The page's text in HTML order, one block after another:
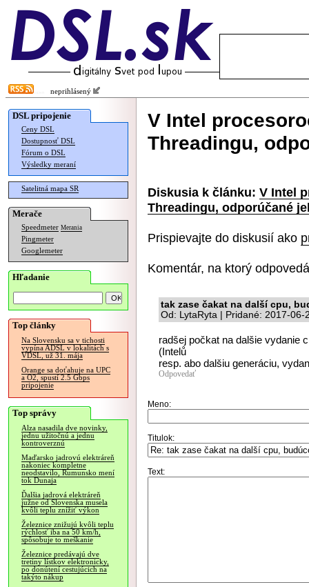
neprihlásený
DSL pripojenie
Ceny DSL
Dostupnosť DSL
Fórum o DSL
Výsledky meraní
Satelitná mapa SR
Merače
Speedmeter Merania
Pingmeter
Googlemeter
Hľadanie
Top články
Na Slovensku sa v tichosti
vypína ADSL v lokalitách s
VDSL, už 31. mája
Orange sa doťahuje na UPC
a O2, spustí 2.5 Gbps
pripojenie
Top správy
Alza nasadila dve novinky,
jednu užitočnú a jednu
kontroverznú
Maďarsko jadrovú elektráreň
nakoniec kompletne
neodstavilo, Rumunsko mení
tok Dunaja
Ďalšia jadrová elektráreň
južne od Slovenska musela
kvôli teplu znížiť výkon
Železnice znižujú kvôli teplu
rýchlosť iba na 50 km/h,
spôsobuje to meškanie
Železnice predávajú dve
tretiny lístkov elektronicky,
po donútení cestujúcich na
takýto nákup
V Intel
Threadingu,
Diskusia k článku: V Intel
Threadingu, odporúčané
Prispievajte do diskusií ako
Komentár, na ktorý
tak zase čakat na další cpu,
Od: LytaRyta | Pridané: 2017-06-
radšej počkat na dalšie vydanie
(Intelů
resp. abo dalšiu generáciu,
Odpovedať
Meno:
Titulok:
Text: